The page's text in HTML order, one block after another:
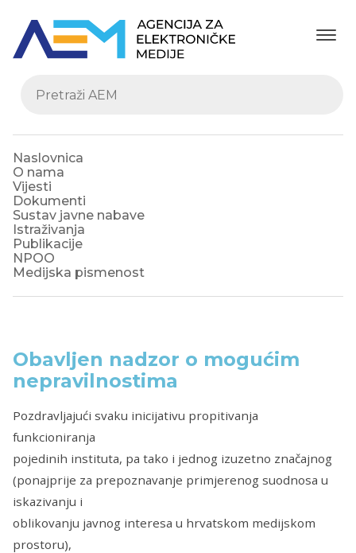
Naslovnica
O nama
Vijesti
Dokumenti
Sustav javne nabave
Istraživanja
Publikacije
NPOO
Medijska pismenost
Obavljen nadzor o mogućim
nepravilnostima
Pozdravljajući svaku inicijativu propitivanja
funkcioniranja
pojedinih instituta, pa tako i jednog izuzetno značajnog
(ponajprije za prepoznavanje primjerenog suodnosa u
iskazivanju i
oblikovanju javnog interesa u hrvatskom medijskom
prostoru),